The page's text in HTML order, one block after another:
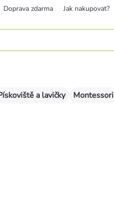
Doprava zdarma Jak nakupovat?
a lavičky Montessori